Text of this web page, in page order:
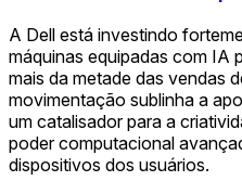
A Dell está investindo
máquinas equipadas com IA
mais da metade das vendas
movimentação sublinha a
um catalisador para a
poder computacional
dispositivos dos usuários.